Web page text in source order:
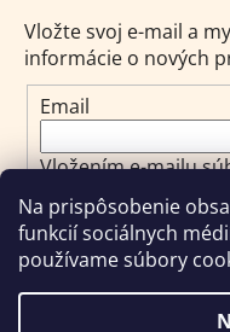
Na prispôsobenie
funkcií sociálnych
používame súbory
Vložte svoj e-mail a
informácie o nových
Email
Vložením e-mailu
ochrany osobných
PRIHLÁSIŤ SA